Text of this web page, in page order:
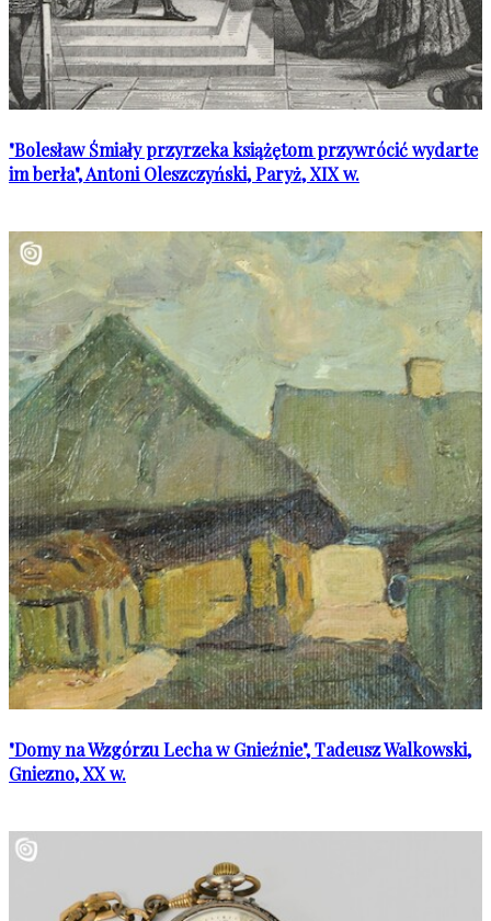
"Bolesław Śmiały przyrzeka książętom przywrócić wydarte
im berła", Antoni Oleszczyński, Paryż, XIX w.
"Domy na Wzgórzu Lecha w Gnieźnie", Tadeusz Walkowski,
Gniezno, XX w.